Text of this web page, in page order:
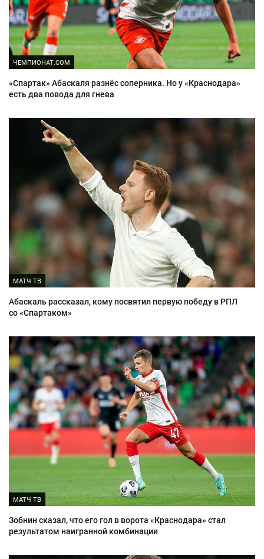
ЧЕМПИОНАТ.COM
«Спартак» Абаскаля разнёс соперника. Но у «Краснодара»
есть два повода для гнева
МАТЧ ТВ
Абаскаль рассказал, кому посвятил первую победу в РПЛ
со «Спартаком»
МАТЧ ТВ
Зобнин сказал, что его гол в ворота «Краснодара» стал
результатом наигранной комбинации